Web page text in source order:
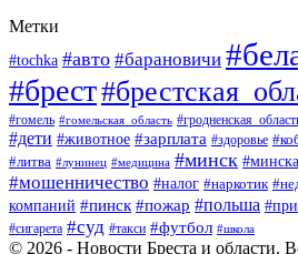
Метки
#tochka #авто #барановичи
#брест
#гомель #гомельская_область
#дети #животное #зарплата #здоровье
#литва #лунинец #медицина #минск
#мошенничество #налог #наркотик
компаний #пинск #пожар #польша
#сигарета #суд #такси #футбол #школа
© 2026 - Новости Бреста и области.